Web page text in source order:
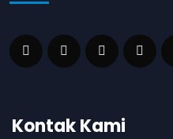
Kontak Kami